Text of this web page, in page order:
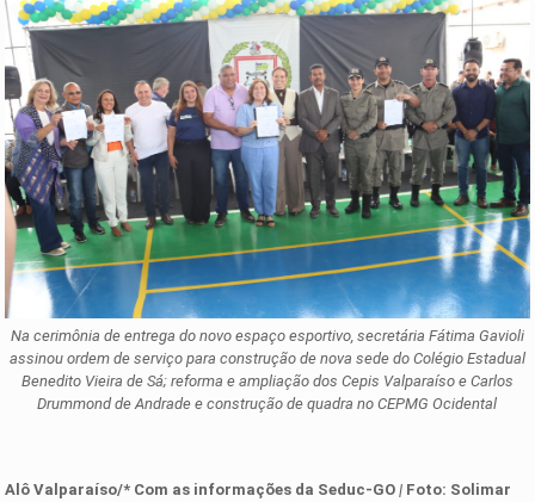
Na cerimônia de entrega do novo espaço esportivo, secretária Fátima Gavioli
assinou ordem de serviço para construção de nova sede do Colégio Estadual
Benedito Vieira de Sá; reforma e ampliação dos Cepis Valparaíso e Carlos
Drummond de Andrade e construção de quadra no CEPMG Ocidental
Alô Valparaíso/* Com as informações da Seduc-GO | Foto: Solimar